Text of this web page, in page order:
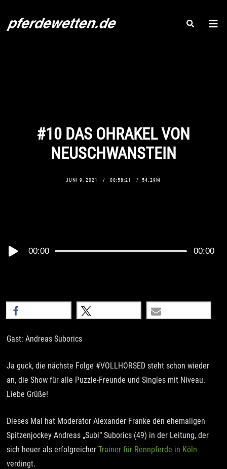
#10 DAS OHRAKEL VON
NEUSCHWANSTEIN
JUNI 9, 2021 00:58:21 54.29M
Audio
00:00 00:00
Gast: Andreas Suborics
Ja guck, die nächste Folge #VOLLHORSED steht schon wieder
an, die Show für alle Puzzle-Freunde und Singles mit Niveau.
Liebe Grüße!
Dieses Mal hat Moderator Alexander Franke den ehemaligen
Spitzenjockey Andreas „Subi“ Suborics (49) in der Leitung, der
sich heuer als erfolgreicherTrainer für Rennpferde in Köln
verdingt.